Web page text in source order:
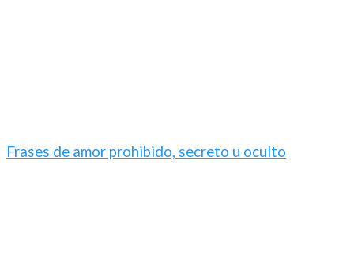
Frases de amor prohibido, secreto u oculto